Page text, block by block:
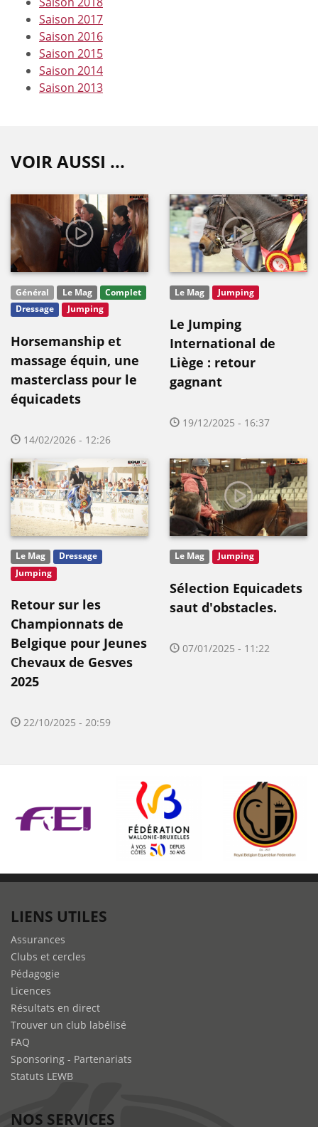
Saison 2017
Saison 2016
Saison 2015
Saison 2014
Saison 2013
VOIR AUSSI ...
Général Le Mag
Complet
Dressage
Jumping
Horsemanship et
massage équin, une
masterclass pour le
équicadets
14/02/2026 - 12:26
Le Mag Jumping
Le Jumping
International de
Liège : retour
gagnant
19/12/2025 - 16:37
Le Mag
Dressage
Jumping
Retour sur les
Championnats de
Belgique pour Jeunes
Chevaux de Gesves
2025
22/10/2025 - 20:59
Le Mag Jumping
Sélection Equicadets
saut d'obstacles.
07/01/2025 - 11:22
LIENS UTILES
Assurances
Clubs et cercles
Pédagogie
Licences
Résultats en direct
Trouver un club labélisé
FAQ
Sponsoring - Partenariats
Statuts LEWB
NOS SERVICES